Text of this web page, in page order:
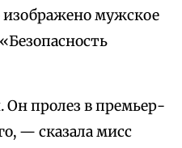
мужское
пролез в премьер-
— сказала мисс